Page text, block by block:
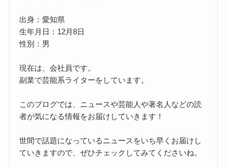
出身：愛知県
生年月日：12月8日
性別：男
現在は、会社員です。
副業で芸能系ライターをしています。
このブログでは、ニュースや芸能人や著名人などの読
者が気になる情報をお届けしていきます！
世間で話題になっているニュースをいち早くお届けし
ていきますので、ぜひチェックしてみてくださいね。